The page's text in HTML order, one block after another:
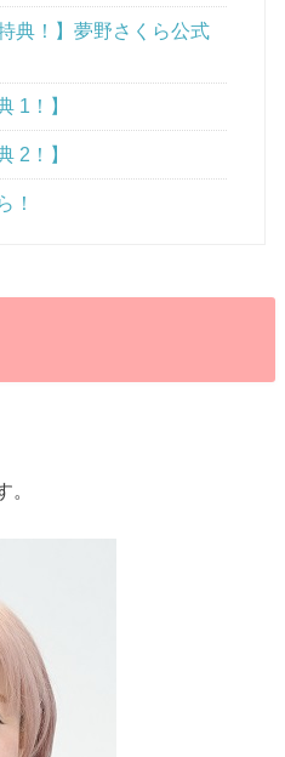
典！】夢野さくら公式
1！】
2！】
！
。